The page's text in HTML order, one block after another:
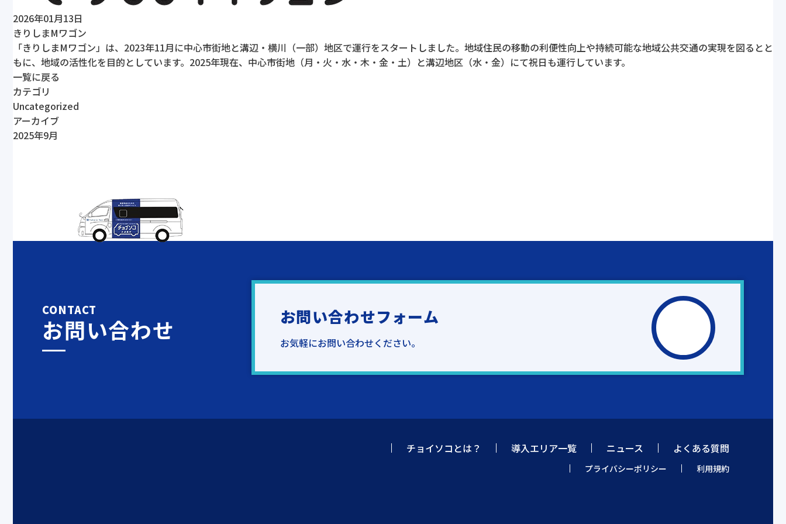
2026年01月13日
きりしまMワゴン
「きりしまMワゴン」は、2023年11月に中心市街地と溝辺・横川（一部）地区で運行をスタートしました。地域住民の移動の利便性向上や持続可能な地域公共交通の実現を図るとと
もに、地域の活性化を目的としています。2025年現在、中心市街地（月・火・水・木・金・土）と溝辺地区（水・金）にて祝日も運行しています。
一覧に戻る
カテゴリ
Uncategorized
アーカイブ
2025年9月
CONTACT
お問い合わせ お問い合わせフォーム
お気軽にお問い合わせください。
チョイソコとは？ 導入エリア一覧 ニュース よくある質問
プライバシーポリシー 利用規約